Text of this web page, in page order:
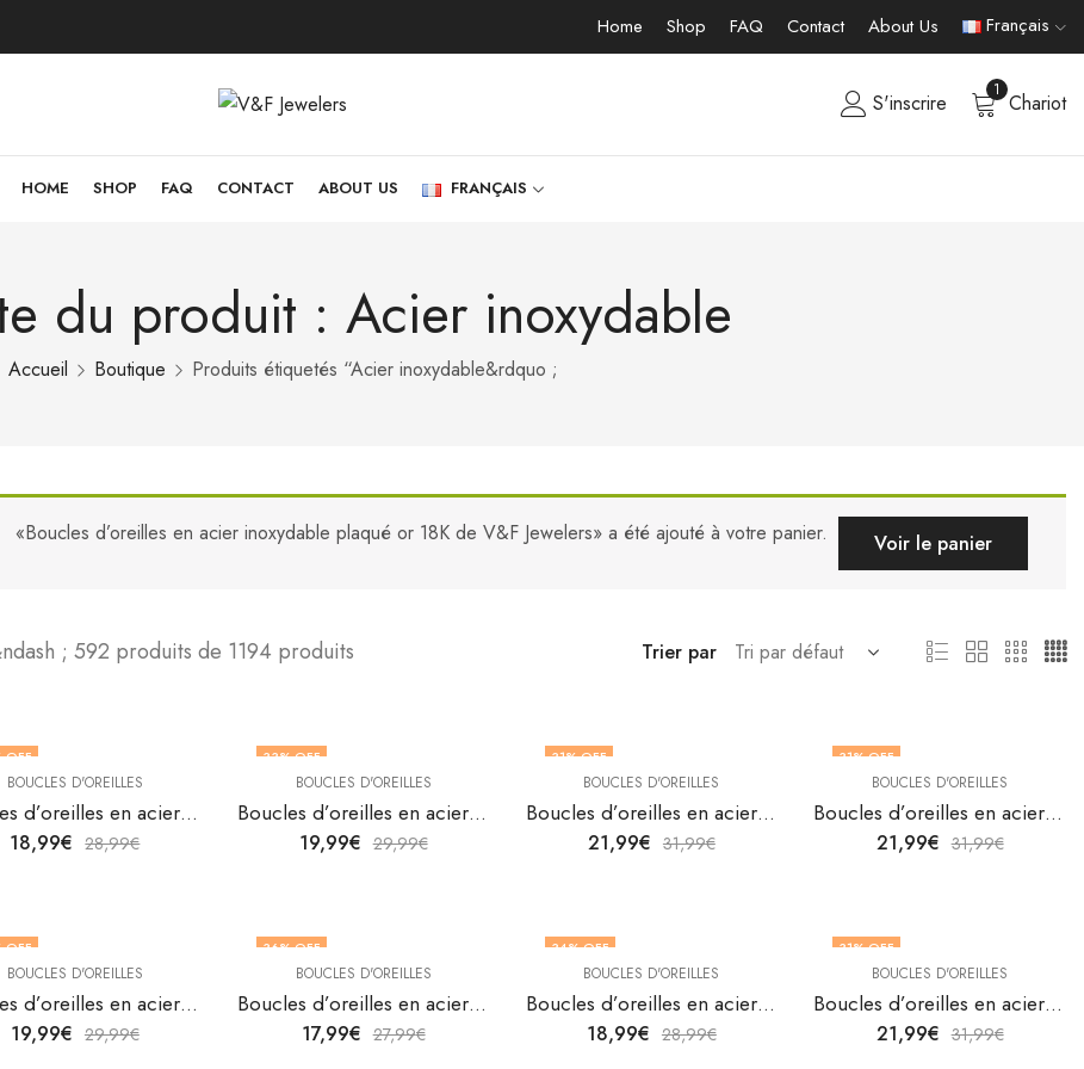
Home Shop FAQ Contact About Us Français
S'inscrire
1
Chariot
HOME SHOP FAQ CONTACT ABOUT US FRANÇAIS
du produit : Acier inoxydable
Accueil Boutique Produits étiquetés “Acier inoxydable&rdquo ;
«Boucles d’oreilles en acier inoxydable plaqué or 18K de V&F Jewelers» a été ajouté à votre panier. Voir le panier
; 592 produits de 1194 produits Trier par
OFF
BOUCLES D'OREILLES
Boucles d’oreilles en acier inoxydable plaqué or 18K de V&F Jewelers
18,99€ 28,99€
33% OFF
BOUCLES D'OREILLES
Boucles d’oreilles en acier inoxydable plaqué or 18K de V&F Jewelers
19,99€ 29,99€
31% OFF
BOUCLES D'OREILLES
Boucles d’oreilles en acier inoxydable plaqué or 18K de V&F Jewelers
21,99€ 31,99€
31% OFF
BOUCLES D'OREILLES
Boucles d’oreilles en acier inoxydable plaqué or 18K de V&F Jewelers
21,99€ 31,99€
OFF
BOUCLES D'OREILLES
Boucles d’oreilles en acier inoxydable plaqué or 18K de V&F Jewelers
19,99€ 29,99€
36% OFF
BOUCLES D'OREILLES
Boucles d’oreilles en acier inoxydable plaqué or 18K de V&F Jewelers
17,99€ 27,99€
34% OFF
BOUCLES D'OREILLES
Boucles d’oreilles en acier inoxydable plaqué or 18K de V&F Jewelers
18,99€ 28,99€
31% OFF
BOUCLES D'OREILLES
Boucles d’oreilles en acier inoxydable plaqué or 18K de V&F Jewelers
21,99€ 31,99€